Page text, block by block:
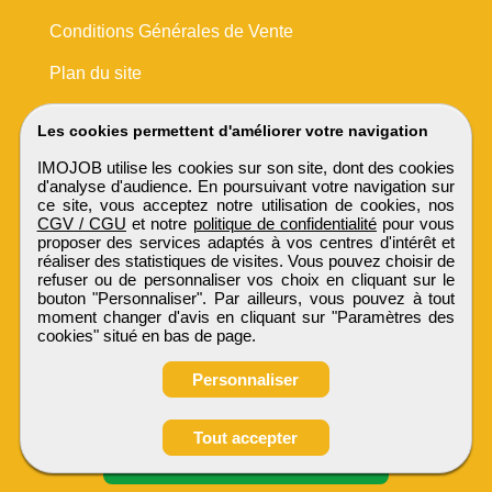
Obtenir ses
coordonnées
Les cookies permettent d'améliorer votre navigation
IMOJOB utilise les cookies sur son site, dont des cookies
d'analyse d'audience. En poursuivant votre navigation sur
ce site, vous acceptez notre utilisation de cookies, nos
CGV / CGU et notre politique de confidentialité pour vous
proposer des services adaptés à vos centres d'intérêt et
réaliser des statistiques de visites. Vous pouvez choisir de
refuser ou de personnaliser vos choix en cliquant sur le
bouton "Personnaliser". Par ailleurs, vous pouvez à tout
moment changer d'avis en cliquant sur "Paramètres des
cookies" situé en bas de page.
Personnaliser
Tout accepter
Conditions Générales de Vente
Plan du site
IMOJOB
Tous droits réservés © 1999 - 2026